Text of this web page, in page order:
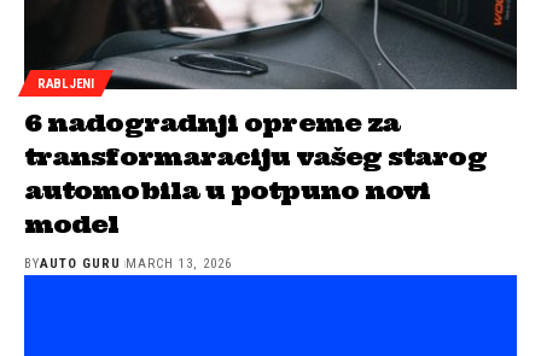
RABLJENI
6 nadogradnji opreme za
transformaraciju vašeg starog
automobila u potpuno novi
model
BYAUTO GURU MARCH 13, 2026